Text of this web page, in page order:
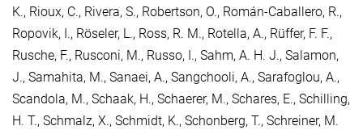
K., Rioux, C., Rivera, S., Robertson, O., Román-Caballero, R.,
Ropovik, I., Röseler, L., Ross, R. M., Rotella, A., Rüffer, F. F.,
Rusche, F., Rusconi, M., Russo, I., Sahm, A. H. J., Salamon,
J., Samahita, M., Sanaei, A., Sangchooli, A., Sarafoglou, A.,
Scandola, M., Schaak, H., Schaerer, M., Schares, E., Schilling,
H. T., Schmalz, X., Schmidt, K., Schonberg, T., Schreiner, M.